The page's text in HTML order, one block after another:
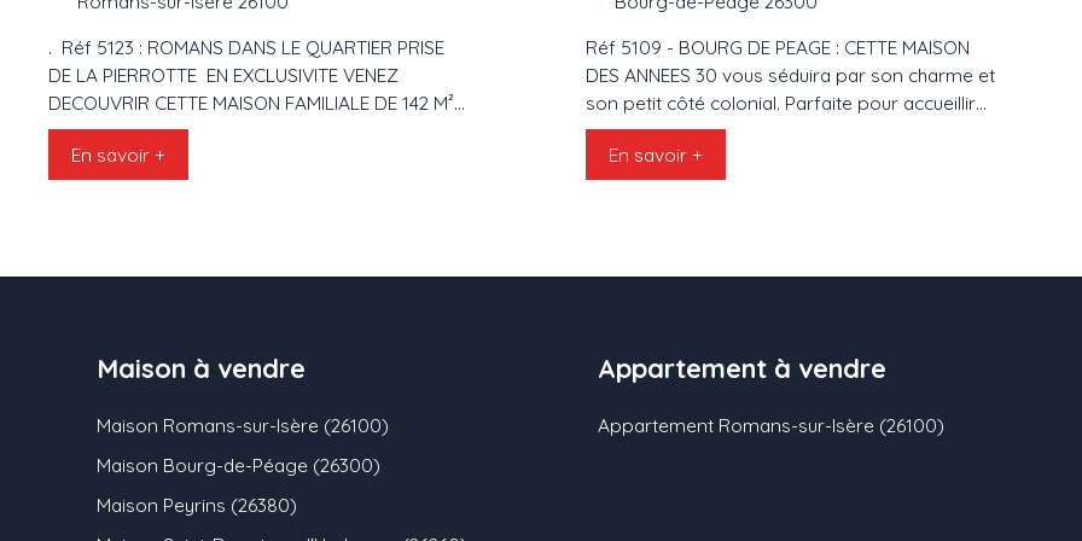
. Réf 5123 : ROMANS DANS LE QUARTIER PRISE
DE LA PIERROTTE EN EXCLUSIVITE VENEZ
DECOUVRIR CETTE MAISON FAMILIALE DE 142 M²
HABITABLE. Vous serez charmé par sa
spacieuse pièce de vie de 55 M² parfaitement
lumineuse avec ses 3 orientations. La cuisine est
comporte également une 4ème chambre et une
lingerie au 1/2 étage inférieur. En annexe un
d'environ 900 M² parfaitement clos et sans vis à
vis et très bien organisé avec un coin piscine
parking. Se rajoutent à ceci 2 terrasses. A visiter
En savoir +
Réf 5109 - BOURG DE PEAGE : CETTE MAISON
DES ANNEES 30 vous séduira par son charme et
son petit côté colonial. Parfaite pour accueillir
une grande famille (140 M² hab) avec sa pièce
de vie de 48 M² (Cuisine incorporée, clim) qui
ouvre sur 2 terrasses, et ses 4 chambres
d'été (ent équipée). Située dans un quartier
calme proche de toute commodité. Venez vite la
16
En savoir +
Maison à vendre
Maison Romans-sur-Isère (26100)
Maison Bourg-de-Péage (26300)
Maison Peyrins (26380)
Appartement à vendre
Appartement Romans-sur-Isère (26100)